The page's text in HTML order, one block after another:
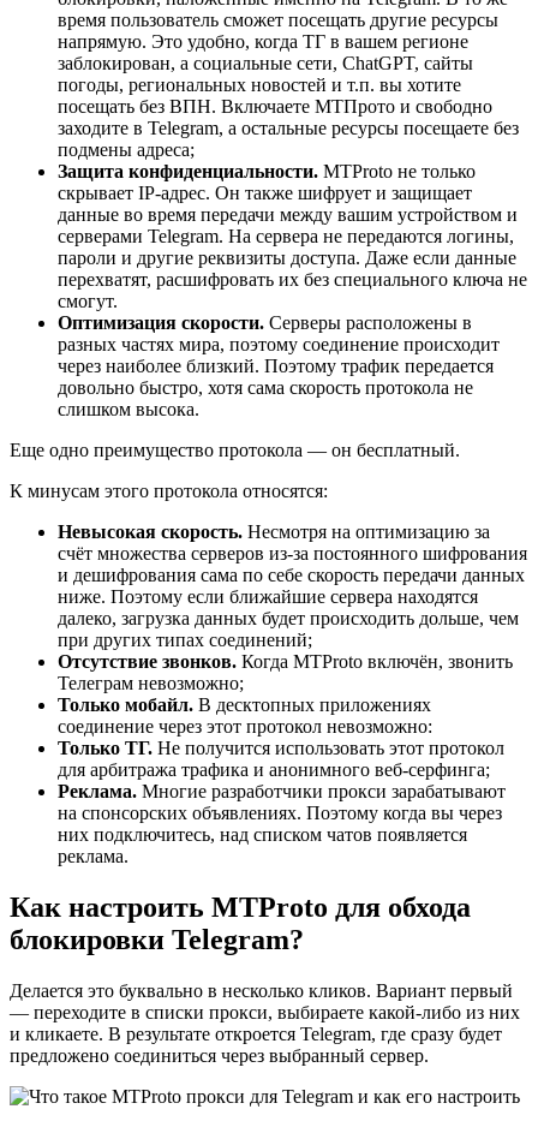
время пользователь сможет посещать другие ресурсы
напрямую. Это удобно, когда ТГ в вашем регионе
заблокирован, а социальные сети, ChatGPT, сайты
погоды, региональных новостей и т.п. вы хотите
посещать без ВПН. Включаете МТПрото и свободно
заходите в Telegram, а остальные ресурсы посещаете без
подмены адреса;
Защита конфиденциальности. MTProto не только
скрывает IP-адрес. Он также шифрует и защищает
данные во время передачи между вашим устройством и
серверами Telegram. На сервера не передаются логины,
пароли и другие реквизиты доступа. Даже если данные
перехватят, расшифровать их без специального ключа не
смогут.
Оптимизация скорости. Серверы расположены в
разных частях мира, поэтому соединение происходит
через наиболее близкий. Поэтому трафик передается
довольно быстро, хотя сама скорость протокола не
слишком высока.
Еще одно преимущество протокола — он бесплатный.
К минусам этого протокола относятся:
Невысокая скорость. Несмотря на оптимизацию за
счёт множества серверов из-за постоянного шифрования
и дешифрования сама по себе скорость передачи данных
ниже. Поэтому если ближайшие сервера находятся
далеко, загрузка данных будет происходить дольше, чем
при других типах соединений;
Отсутствие звонков. Когда MTProto включён, звонить
Телеграм невозможно;
Только мобайл. В десктопных приложениях
соединение через этот протокол невозможно:
Только ТГ. Не получится использовать этот протокол
для арбитража трафика и анонимного веб-серфинга;
Реклама. Многие разработчики прокси зарабатывают
на спонсорских объявлениях. Поэтому когда вы через
них подключитесь, над списком чатов появляется
реклама.
Как настроить MTProto для обхода
блокировки Telegram?
Делается это буквально в несколько кликов. Вариант первый
— переходите в списки прокси, выбираете какой-либо из них
и кликаете. В результате откроется Telegram, где сразу будет
предложено соединиться через выбранный сервер.